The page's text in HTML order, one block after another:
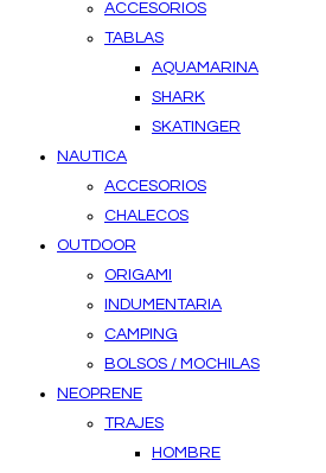
ACCESORIOS
TABLAS
AQUAMARINA
SHARK
SKATINGER
NAUTICA
ACCESORIOS
CHALECOS
OUTDOOR
ORIGAMI
INDUMENTARIA
CAMPING
BOLSOS / MOCHILAS
NEOPRENE
TRAJES
HOMBRE